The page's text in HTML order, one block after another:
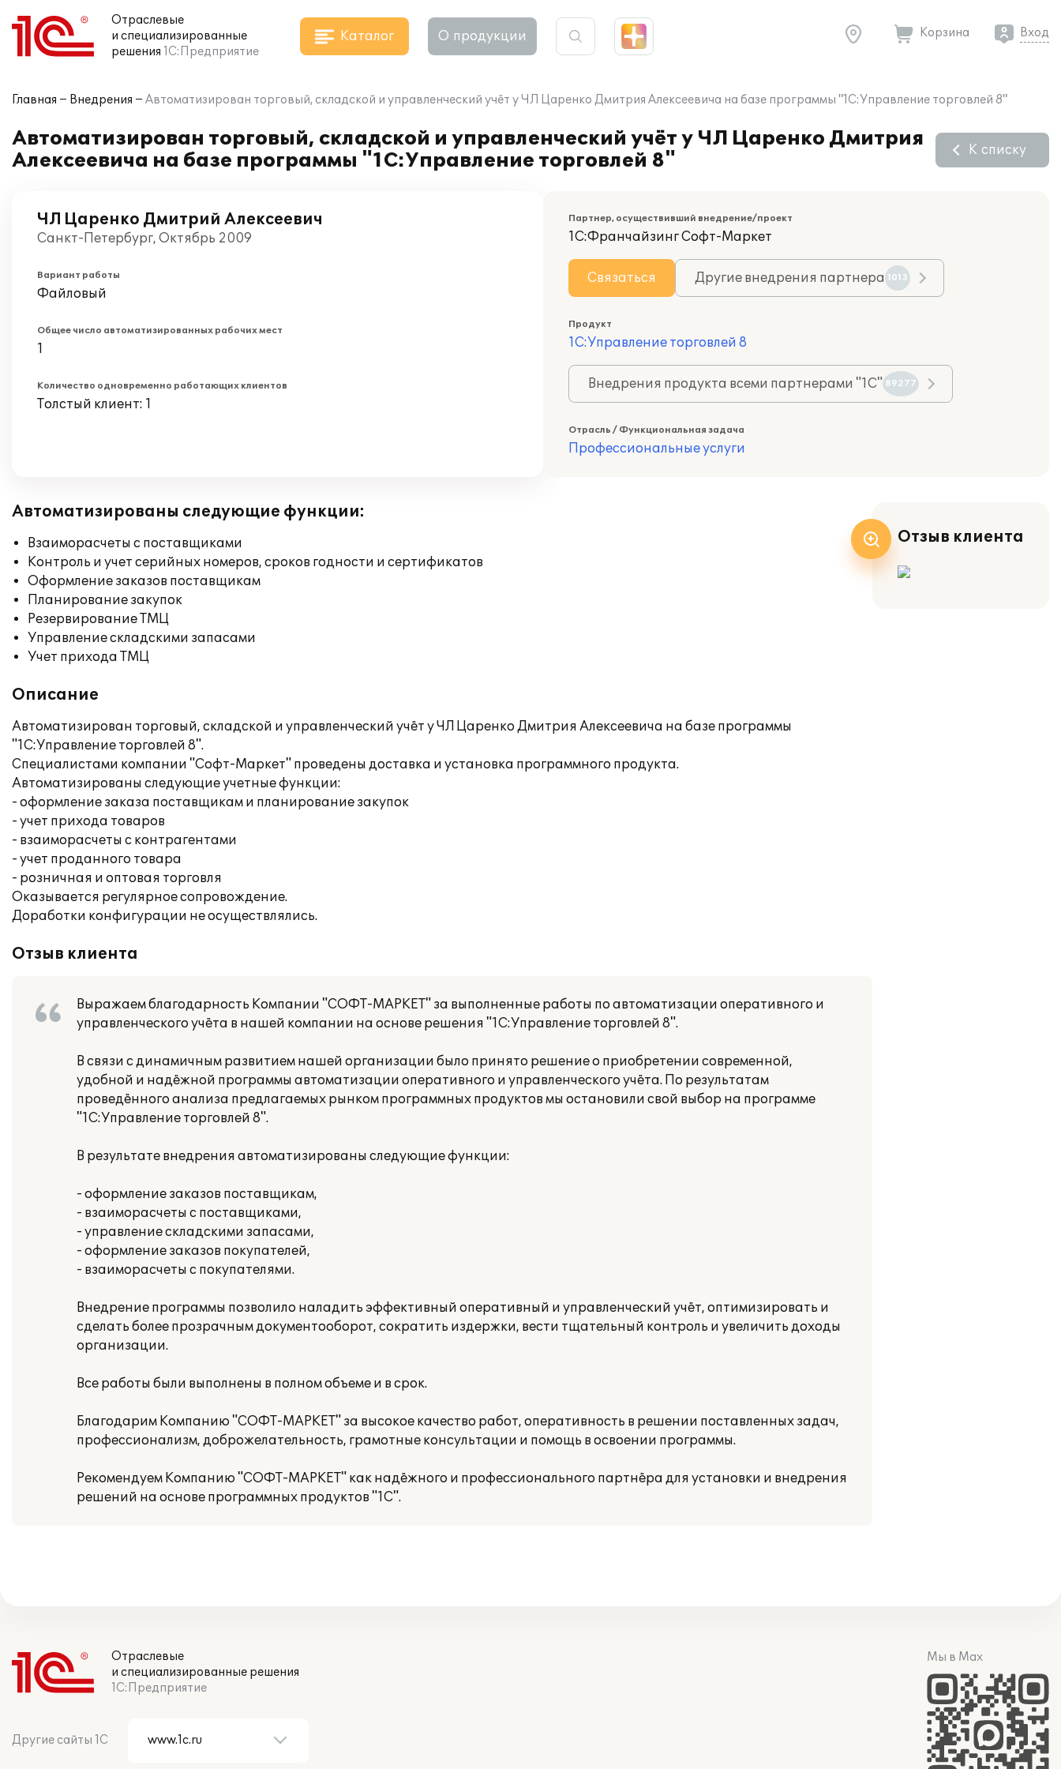
Отраслевые
и специализированные
решения 1С:Предприятие
Каталог О продукции Корзина Вход
Главная Внедрения Автоматизирован торговый, складской и управленческий учёт у ЧЛ Царенко Дмитрия Алексеевича на базе программы "1С:Управление торговлей 8"
Автоматизирован торговый, складской и управленческий учёт у ЧЛ Царенко Дмитрия
Алексеевича на базе программы "1С:Управление торговлей 8"
К списку
ЧЛ Царенко Дмитрий Алексеевич
Санкт-Петербург, Октябрь 2009
Вариант работы
Файловый
Общее число автоматизированных рабочих мест
1
Количество одновременно работающих клиентов
Толстый клиент: 1
Партнер, осуществивший внедрение/проект
1С:Франчайзинг Софт-Маркет
Связаться Другие внедрения партнера 1013
Продукт
1С:Управление торговлей 8
Внедрения продукта всеми партнерами "1С" 89277
Отрасль / Функциональная задача
Профессиональные услуги
Автоматизированы следующие функции:
Взаиморасчеты с поставщиками
Контроль и учет серийных номеров, сроков годности и сертификатов
Оформление заказов поставщикам
Планирование закупок
Резервирование ТМЦ
Управление складскими запасами
Учет прихода ТМЦ
Описание
Автоматизирован торговый, складской и управленческий учёт у ЧЛ Царенко Дмитрия Алексеевича на базе программы
"1С:Управление торговлей 8".
Специалистами компании "Софт-Маркет" проведены доставка и установка программного продукта.
Автоматизированы следующие учетные функции:
- оформление заказа поставщикам и планирование закупок
- учет прихода товаров
- взаиморасчеты с контрагентами
- учет проданного товара
- розничная и оптовая торговля
Оказывается регулярное сопровождение.
Доработки конфигурации не осуществлялись.
Отзыв клиента
Выражаем благодарность Компании "СОФТ-МАРКЕТ" за выполненные работы по автоматизации оперативного и
управленческого учёта в нашей компании на основе решения "1С:Управление торговлей 8".
В связи с динамичным развитием нашей организации было принято решение о приобретении современной,
удобной и надёжной программы автоматизации оперативного и управленческого учёта. По результатам
проведённого анализа предлагаемых рынком программных продуктов мы остановили свой выбор на программе
"1С:Управление торговлей 8".
В результате внедрения автоматизированы следующие функции:
- оформление заказов поставщикам,
- взаиморасчеты с поставщиками,
- управление складскими запасами,
- оформление заказов покупателей,
- взаиморасчеты с покупателями.
Внедрение программы позволило наладить эффективный оперативный и управленческий учёт, оптимизировать и
сделать более прозрачным документооборот, сократить издержки, вести тщательный контроль и увеличить доходы
организации.
Все работы были выполнены в полном объеме и в срок.
Благодарим Компанию "СОФТ-МАРКЕТ" за высокое качество работ, оперативность в решении поставленных задач,
профессионализм, доброжелательность, грамотные консультации и помощь в освоении программы.
Рекомендуем Компанию "СОФТ-МАРКЕТ" как надёжного и профессионального партнёра для установки и внедрения
решений на основе программных продуктов "1С".
Отзыв клиента
Отраслевые
и специализированные решения
1С:Предприятие
Другие сайты 1С
Мы в Max